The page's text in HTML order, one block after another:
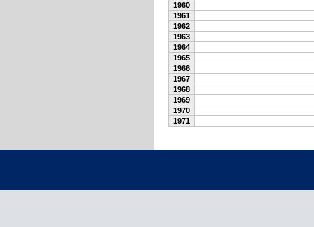
1960
1961
1962
1963
1964
1965
1966
1967
1968
1969
1970
1971